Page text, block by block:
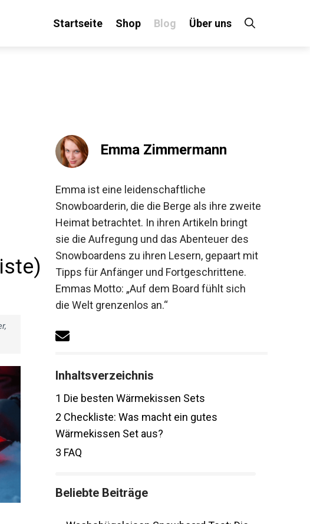
Startseite Shop Blog Über uns
Emma Zimmermann
Emma ist eine leidenschaftliche
Snowboarderin, die die Berge als ihre
zweite Heimat betrachtet. In ihren Artikeln
bringt sie die Aufregung und das Abenteuer
des Snowboardens zu ihren Lesern,
gepaart mit Tipps für Anfänger und
Fortgeschrittene. Emmas Motto: „Auf dem
Board fühlt sich die Welt grenzenlos an.“
Inhaltsverzeichnis
Die besten Wärmekissen Sets
Checkliste: Was macht ein gutes
Wärmekissen Set aus?
FAQ
Beliebte Beiträge
Decathlon an!